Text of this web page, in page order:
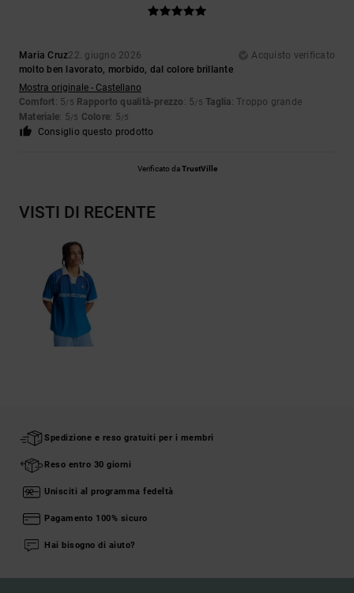
Maria Cruz22. giugno 2026
Acquisto verificato
molto ben lavorato, morbido, dal colore brillante
Mostra originale - Castellano
Comfort: 5/5 Rapporto qualità-prezzo : 5/5 Taglia: Troppo grande
Materiale: 5/5 Colore: 5/5
Consiglio questo prodotto
Verificato daTrustVille
VISTI DI RECENTE
Spedizione e reso gratuiti per i membri
Reso entro 30 giorni
Unisciti al programma fedeltà
Pagamento 100% sicuro
Hai bisogno di aiuto?